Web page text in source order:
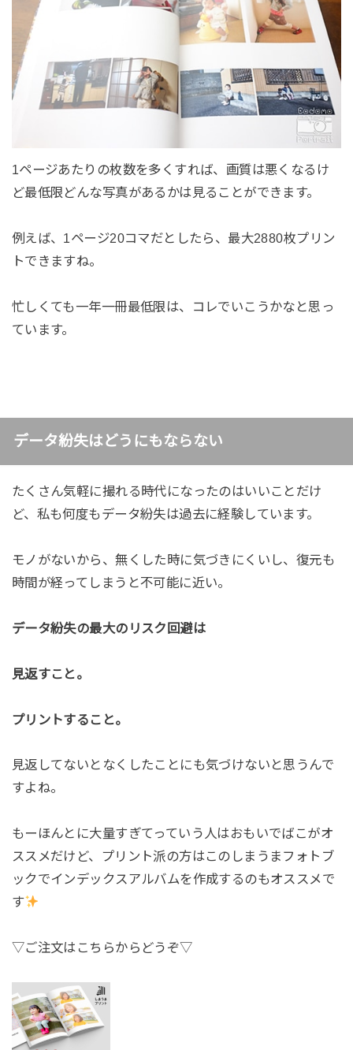
1ページあたりの枚数を多くすれば、画質は悪くなるけ
ど最低限どんな写真があるかは見ることができます。
例えば、1ページ20コマだとしたら、最大2880枚プリン
トできますね。
忙しくても一年一冊最低限は、コレでいこうかなと思っ
ています。
データ紛失はどうにもならない
たくさん気軽に撮れる時代になったのはいいことだけ
ど、私も何度もデータ紛失は過去に経験しています。
モノがないから、無くした時に気づきにくいし、復元も
時間が経ってしまうと不可能に近い。
データ紛失の最大のリスク回避は
見返すこと。
プリントすること。
見返してないとなくしたことにも気づけないと思うんで
すよね。
もーほんとに大量すぎてっていう人はおもいでばこがオ
ススメだけど、プリント派の方はこのしまうまフォトブ
ックでインデックスアルバムを作成するのもオススメで
す
▽ご注文はこちらからどうぞ▽